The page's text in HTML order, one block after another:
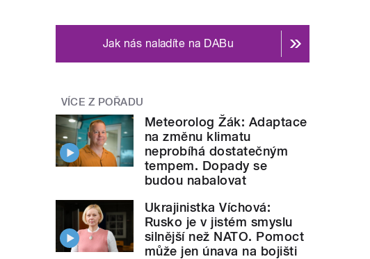
Jak nás naladíte na DABu
VÍCE Z POŘADU
Meteorolog Žák: Adaptace
na změnu klimatu
neprobíhá dostatečným
tempem. Dopady se
budou nabalovat
Ukrajinistka Víchová:
Rusko je v jistém smyslu
silnější než NATO. Pomoct
může jen únava na bojišti